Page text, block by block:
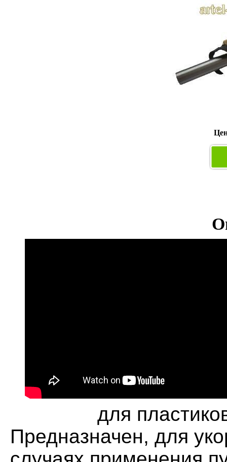
для
Предназначен, для